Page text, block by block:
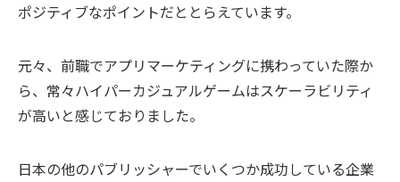
ポジティブなポイントだととらえています。
元々、前職でアプリマーケティングに携わっていた際か
ら、常々ハイパーカジュアルゲームはスケーラビリティ
が高いと感じておりました。
日本の他のパブリッシャーでいくつか成功している企業